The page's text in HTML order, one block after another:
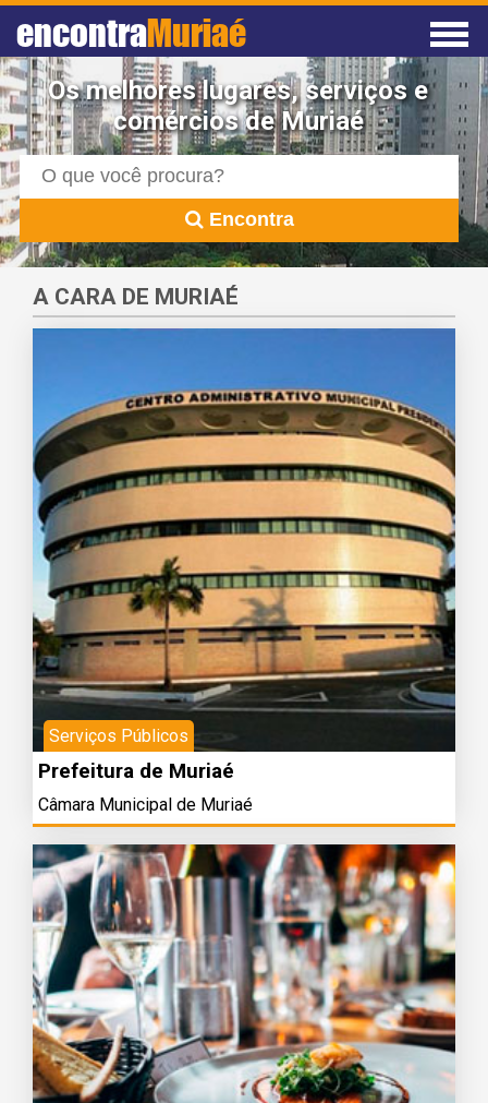
encontraMuriaé
Os melhores lugares, serviços e
comércios de Muriaé
Encontra
A CARA DE MURIAÉ
Serviços Públicos
Prefeitura de Muriaé
Câmara Municipal de Muriaé